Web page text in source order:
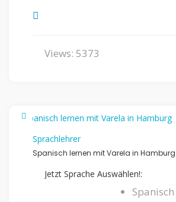
Views: 5373
Sprachlehrer
Spanisch lernen mit Varela in Hamburg
Jetzt Sprache Auswählen!:
Spanisch